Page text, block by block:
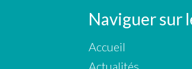
Naviguer sur
Accueil
Actualités